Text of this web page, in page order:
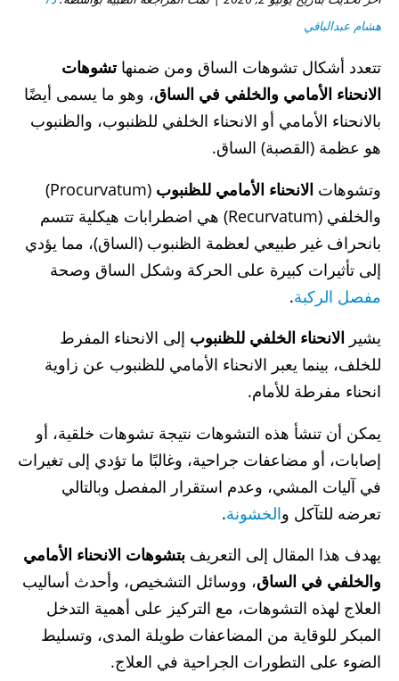
هشام عبدالباقي
تتعدد أشكال تشوهات الساق ومن ضمنهاتشوهات
الانحناء الأمامي والخلفي في الساق، وهو ما يسمى أيضًا
بالانحناء الأمامي أو الانحناء الخلفي للظنبوب، والظنبوب
هو عظمة (القصبة) الساق.
وتشوهات الانحناء الأمامي للظنبوب
(Procurvatum)
والخلفي (Recurvatum) هي اضطرابات هيكلية تتسم
بانحراف غير طبيعي لعظمة الظنبوب (الساق)، مما يؤدي
إلى تأثيرات كبيرة على الحركة وشكل الساق وصحة
مفصل الركبة.
يشير الانحناء الخلفي للظنبوب إلى الانحناء المفرط
للخلف، بينما يعبر الانحناء الأمامي للظنبوب عن زاوية
انحناء مفرطة للأمام.
يمكن أن تنشأ هذه التشوهات نتيجة تشوهات خلقية، أو
إصابات، أو مضاعفات جراحية، وغالبًا ما تؤدي إلى تغيرات
في آليات المشي، وعدم استقرار المفصل وبالتالي
تعرضه للتآكل والخشونة.
يهدف هذا المقال إلى التعريف بتشوهات الانحناء الأمامي
والخلفي في الساق، ووسائل التشخيص، وأحدث أساليب
العلاج لهذه التشوهات، مع التركيز على أهمية التدخل
المبكر للوقاية من المضاعفات طويلة المدى، وتسليط
الضوء على التطورات الجراحية في العلاج.